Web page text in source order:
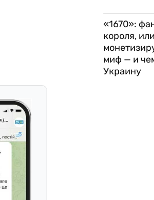
«1670»:
короля,
миф — и
Украину